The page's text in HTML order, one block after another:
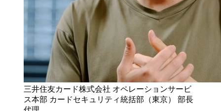
三井住友カード株式会社 オペレーションサービ
ス本部 カードセキュリティ統括部（東京） 部長